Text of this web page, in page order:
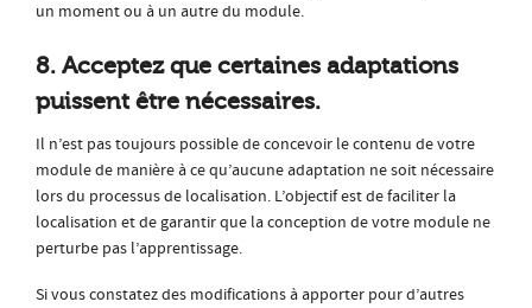
un moment ou à un autre du module.
8. Acceptez que certaines adaptations
puissent être nécessaires.
Il n’est pas toujours possible de concevoir le contenu de votre
module de manière à ce qu’aucune adaptation ne soit nécessaire
lors du processus de localisation. L’objectif est de faciliter la
localisation et de garantir que la conception de votre module ne
perturbe pas l’apprentissage.
Si vous constatez des modifications à apporter pour d’autres